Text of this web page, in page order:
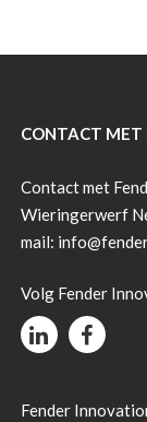
CONTACT MET
Contact met
Wieringerwerf
mail:
Volg Fender
Fender